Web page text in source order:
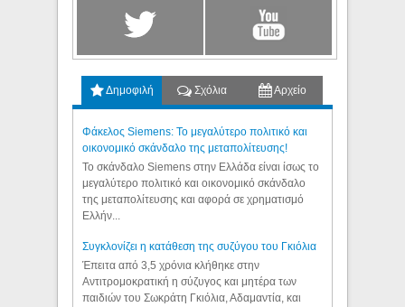
Δημοφιλή Σχόλια Αρχείο
Φάκελος Siemens: Το μεγαλύτερο πολιτικό και
οικονομικό σκάνδαλο της μεταπολίτευσης!
Το σκάνδαλο Siemens στην Ελλάδα είναι ίσως το
μεγαλύτερο πολιτικό και οικονομικό σκάνδαλο
της μεταπολίτευσης και αφορά σε χρηματισμό
Ελλήν...
Συγκλονίζει η κατάθεση της συζύγου του Γκιόλια
Έπειτα από 3,5 χρόνια κλήθηκε στην
Αντιτρομοκρατική η σύζυγος και μητέρα των
παιδιών του Σωκράτη Γκιόλια, Αδαμαντία, και